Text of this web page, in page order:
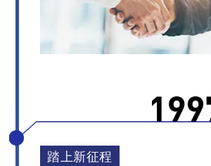
踏上新征程